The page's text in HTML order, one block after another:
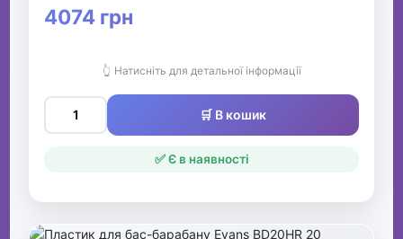
4074 грн
👆 Натисніть для детальної інформації
🛒 В кошик
✅ Є в наявності